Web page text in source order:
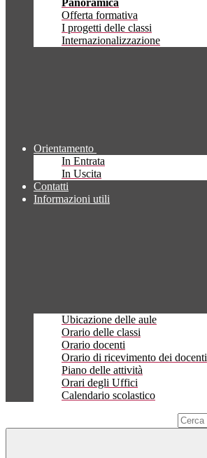
Panoramica
Offerta formativa
I progetti delle classi
Internazionalizzazione
Orientamento
In Entrata
In Uscita
Contatti
Informazioni utili
Ubicazione delle aule
Orario delle classi
Orario docenti
Orario di ricevimento dei docenti
Piano delle attività
Orari degli Uffici
Calendario scolastico